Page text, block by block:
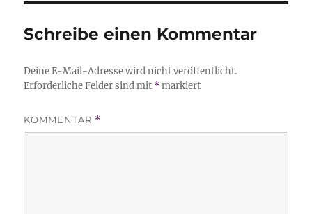
Schreibe einen Kommentar
Deine E-Mail-Adresse wird nicht veröffentlicht.
Erforderliche Felder sind mit *markiert
KOMMENTAR *